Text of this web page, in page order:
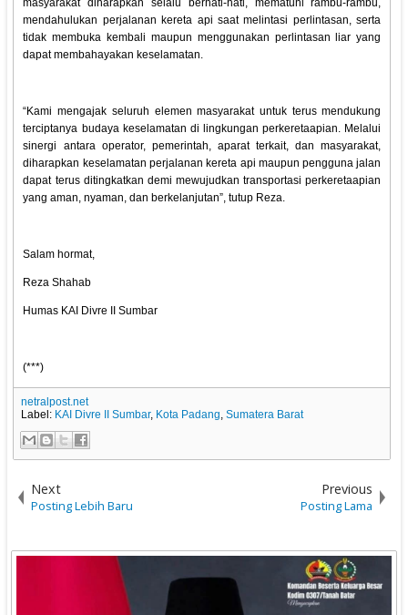
masyarakat diharapkan selalu berhati-hati, mematuhi rambu-rambu,
mendahulukan perjalanan kereta api saat melintasi perlintasan, serta
tidak membuka kembali maupun menggunakan perlintasan liar yang
dapat membahayakan keselamatan.
“Kami mengajak seluruh elemen masyarakat untuk terus mendukung
terciptanya budaya keselamatan di lingkungan perkeretaapian. Melalui
sinergi antara operator, pemerintah, aparat terkait, dan masyarakat,
diharapkan keselamatan perjalanan kereta api maupun pengguna jalan
dapat terus ditingkatkan demi mewujudkan transportasi perkeretaapian
yang aman, nyaman, dan berkelanjutan”, tutup Reza.
Salam hormat,
Reza Shahab
Humas KAI Divre II Sumbar
(***)
netralpost.net
Label: KAI Divre II Sumbar, Kota Padang,Sumatera Barat
Next
Posting Lebih Baru
Previous
Posting Lama